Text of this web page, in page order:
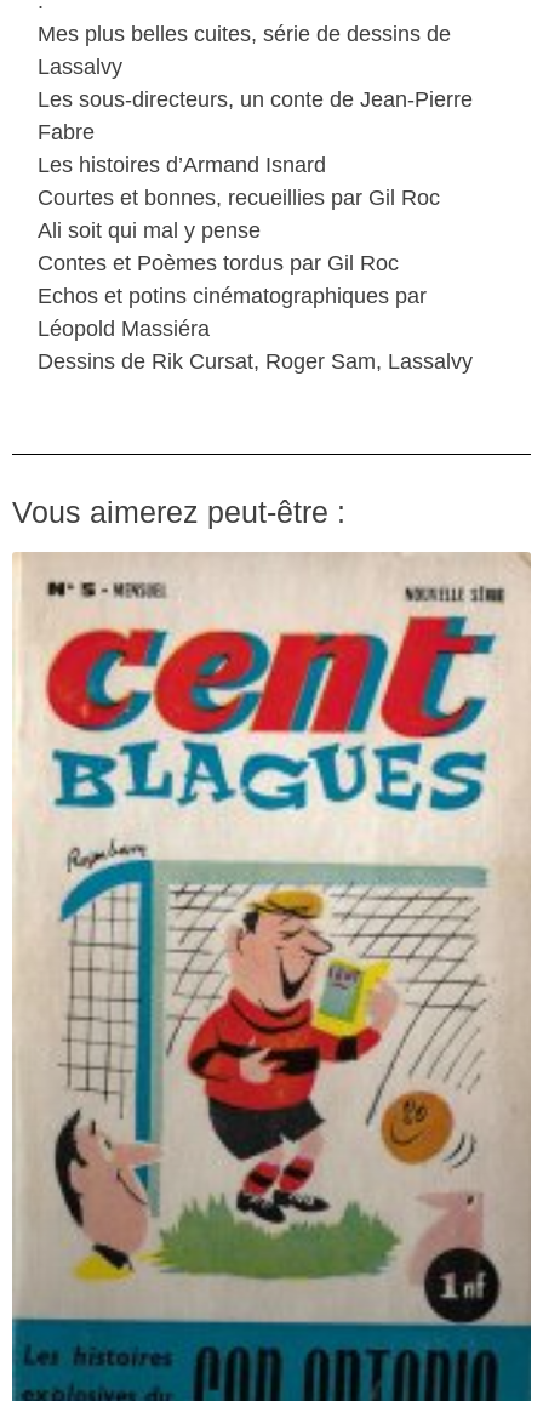
Mes plus belles cuites, série de dessins de
Lassalvy
Les sous-directeurs, un conte de Jean-Pierre
Fabre
Les histoires d’Armand Isnard
Courtes et bonnes, recueillies par Gil Roc
Ali soit qui mal y pense
Contes et Poèmes tordus par Gil Roc
Echos et potins cinématographiques par
Léopold Massiéra
Dessins de Rik Cursat, Roger Sam, Lassalvy
Vous aimerez peut-être :